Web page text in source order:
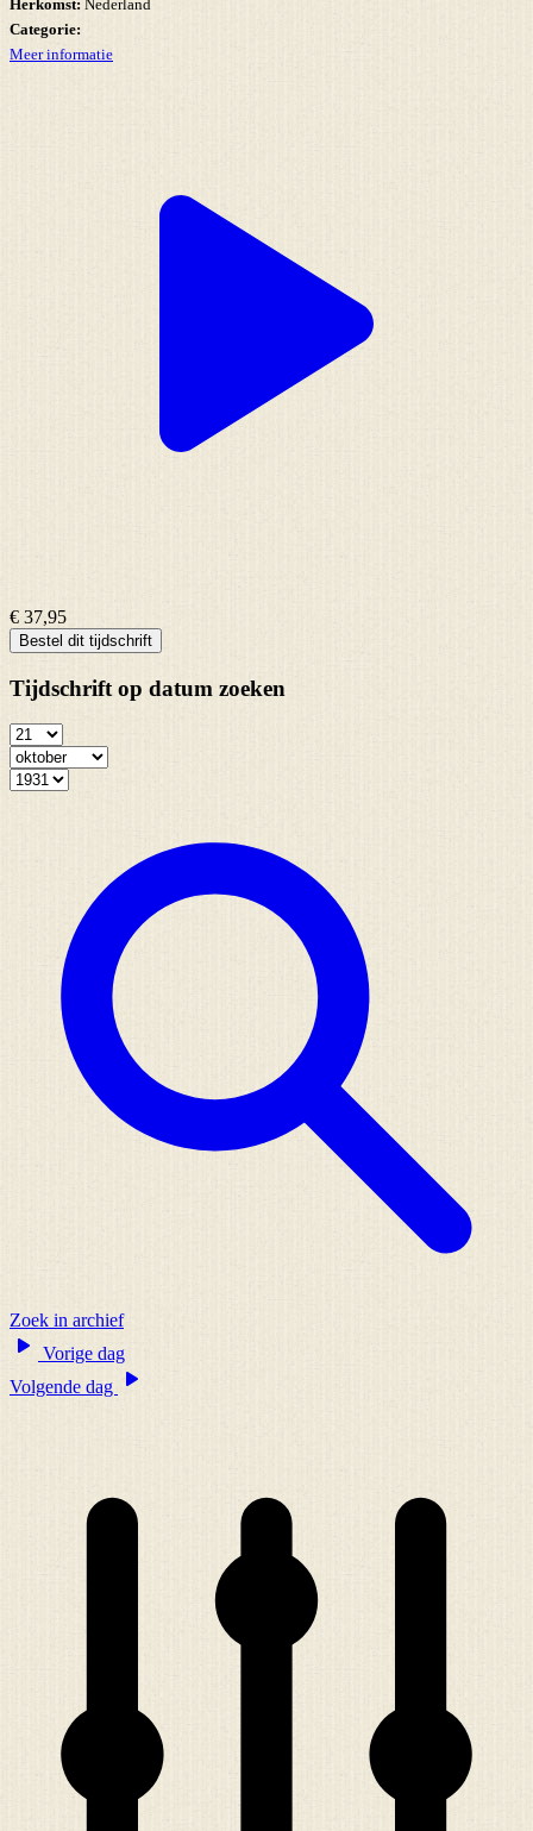
Herkomst: Nederland
Categorie:
Meer informatie
€ 37,95
Bestel dit tijdschrift
Tijdschrift op datum zoeken
Zoek in archief
Vorige dag
Volgende dag